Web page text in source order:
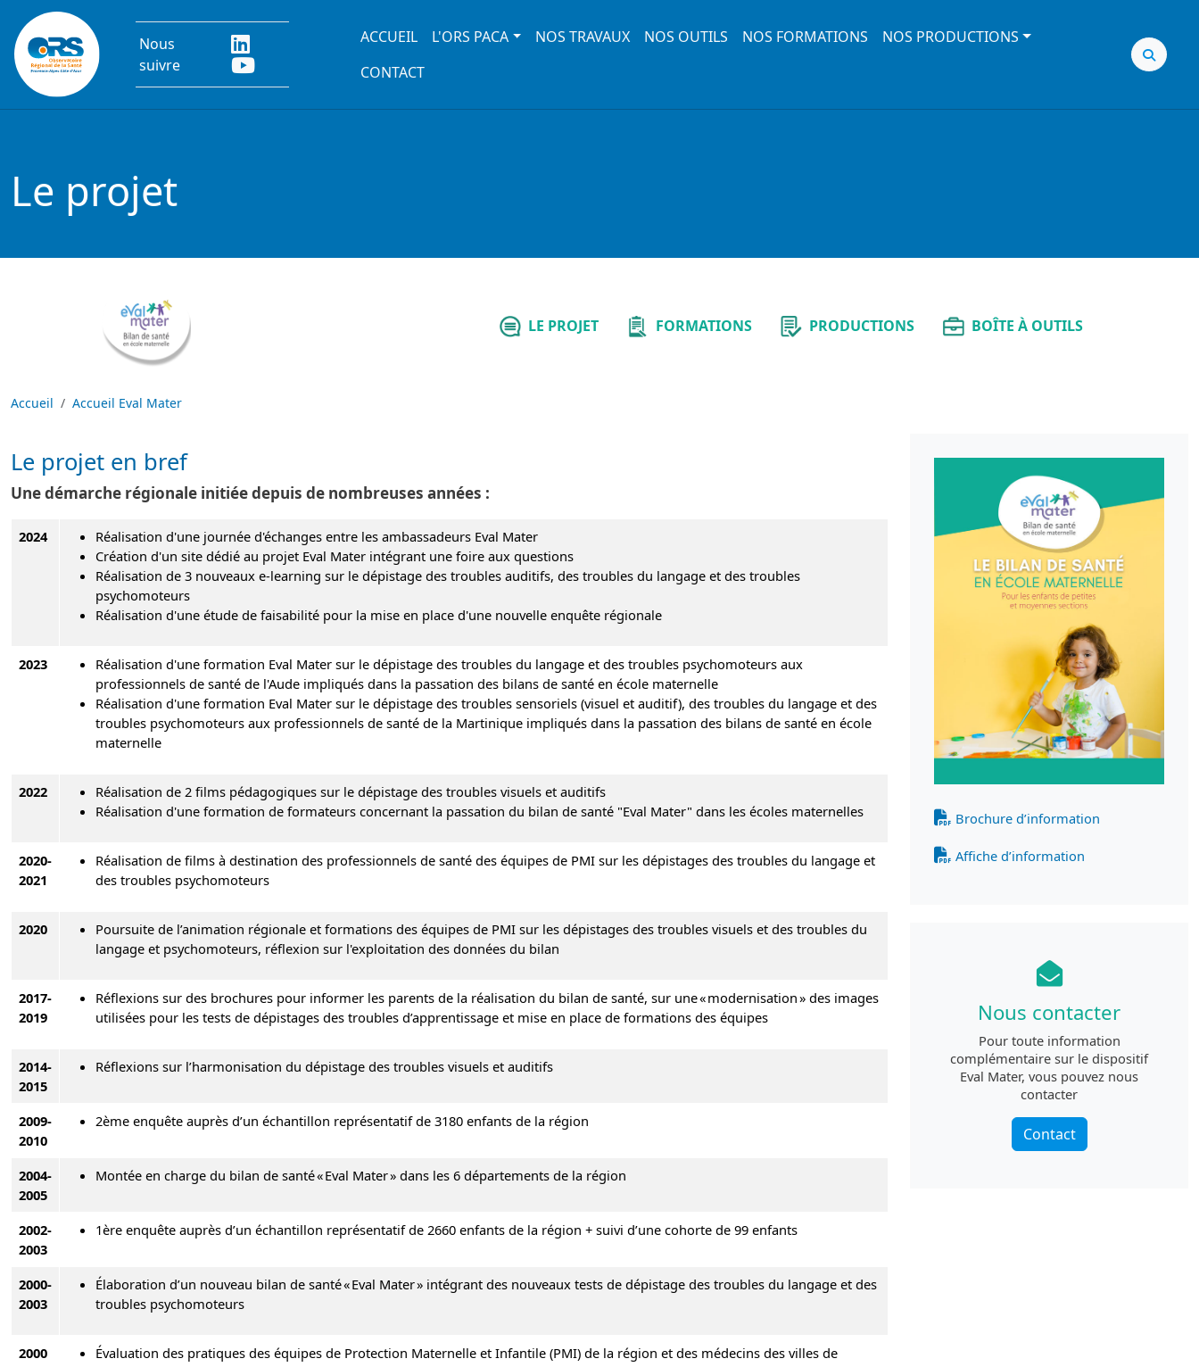
Aller au contenu principal
Nous
suivre
Main navigation
ACCUEIL L'ORS PACA NOS TRAVAUX NOS OUTILS NOS FORMATIONS
NOS PRODUCTIONS
CONTACT
Le projet
LE PROJET FORMATIONS PRODUCTIONS BOÎTE À OUTILS
Accueil Accueil Eval Mater
Le projet en bref
Une démarche régionale initiée depuis de nombreuses années :
2024
Réalisation d'une journée d'échanges entre les ambassadeurs Eval Mater
Création d'un site dédié au projet Eval Mater intégrant une foire aux questions
Réalisation de 3 nouveaux e-learning sur le dépistage des troubles auditifs, des troubles du langage et des troubles
psychomoteurs
Réalisation d'une étude de faisabilité pour la mise en place d'une nouvelle enquête régionale
2023
Réalisation d'une formation Eval Mater sur le dépistage des troubles du langage et des troubles psychomoteurs aux
professionnels de santé de l'Aude impliqués dans la passation des bilans de santé en école maternelle
Réalisation d'une formation Eval Mater sur le dépistage des troubles sensoriels (visuel et auditif), des troubles du langage et des
troubles psychomoteurs aux professionnels de santé de la Martinique impliqués dans la passation des bilans de santé en école
maternelle
2022
Réalisation de 2 films pédagogiques sur le dépistage des troubles visuels et auditifs
Réalisation d'une formation de formateurs concernant la passation du bilan de santé "Eval Mater" dans les écoles maternelles
2020-
2021
Réalisation de films à destination des professionnels de santé des équipes de PMI sur les dépistages des troubles du langage et
des troubles psychomoteurs
2020
Poursuite de l’animation régionale et formations des équipes de PMI sur les dépistages des troubles visuels et des troubles du
langage et psychomoteurs, réflexion sur l'exploitation des données du bilan
2017-
2019
Réflexions sur des brochures pour informer les parents de la réalisation du bilan de santé, sur une « modernisation » des images
utilisées pour les tests de dépistages des troubles d’apprentissage et mise en place de formations des équipes
2014-
2015
Réflexions sur l’harmonisation du dépistage des troubles visuels et auditifs
2009-
2010
2ème enquête auprès d’un échantillon représentatif de 3180 enfants de la région
2004-
2005
Montée en charge du bilan de santé « Eval Mater » dans les 6 départements de la région
2002-
2003
1ère enquête auprès d’un échantillon représentatif de 2660 enfants de la région + suivi d’une cohorte de 99 enfants
2000-
2003
Élaboration d’un nouveau bilan de santé « Eval Mater » intégrant des nouveaux tests de dépistage des troubles du langage et des
troubles psychomoteurs
2000
Évaluation des pratiques des équipes de Protection Maternelle et Infantile (PMI) de la région et des médecins des villes de
Brochure d’information
Affiche d’information
Nous contacter
Pour toute information
complémentaire sur le dispositif
Eval Mater, vous pouvez nous
contacter
Contact